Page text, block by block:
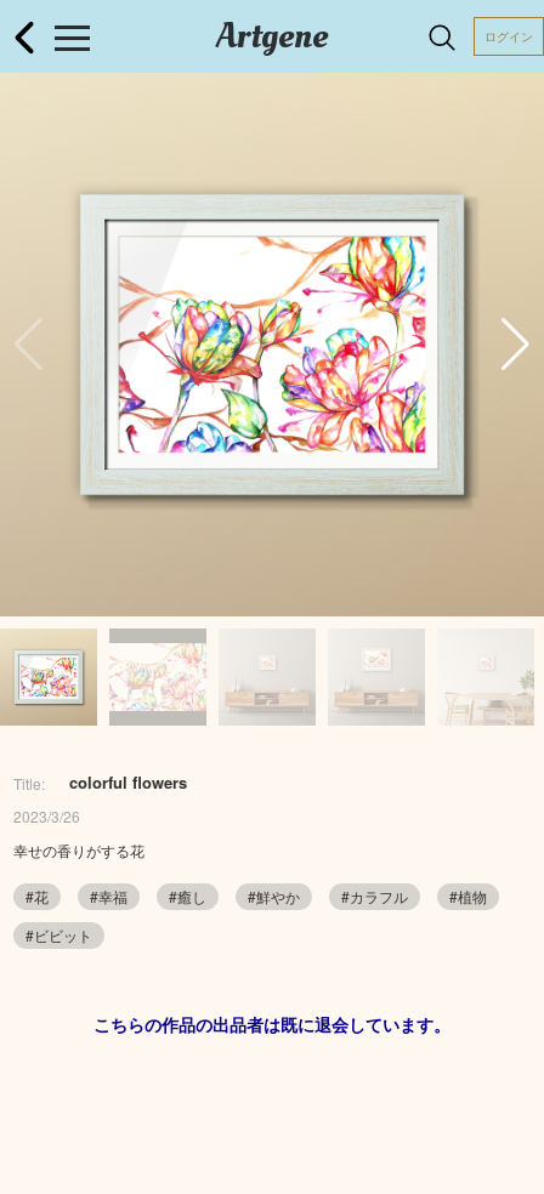
Artgene ログイン
Title: colorful flowers
2023/3/26
幸せの香りがする花
#花 #幸福 #癒し #鮮やか #カラフル
#植物
#ビビット
こちらの作品の出品者は既に退会しています。